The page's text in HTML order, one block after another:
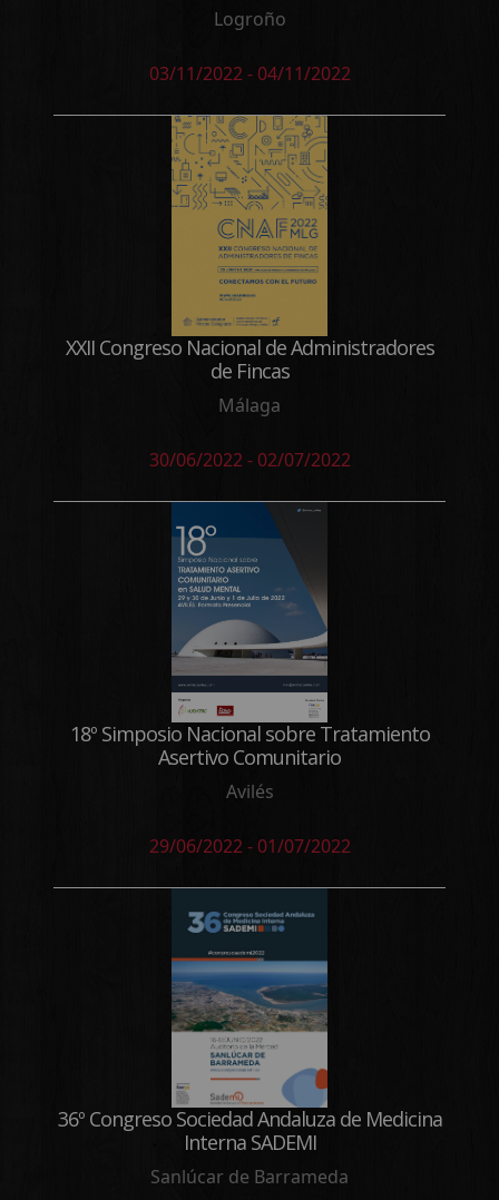
Logroño
03/11/2022 - 04/11/2022
XXII Congreso Nacional de Administradores
de Fincas
Málaga
30/06/2022 - 02/07/2022
18º Simposio Nacional sobre Tratamiento
Asertivo Comunitario
Avilés
29/06/2022 - 01/07/2022
36º Congreso Sociedad Andaluza de Medicina
Interna SADEMI
Sanlúcar de Barrameda